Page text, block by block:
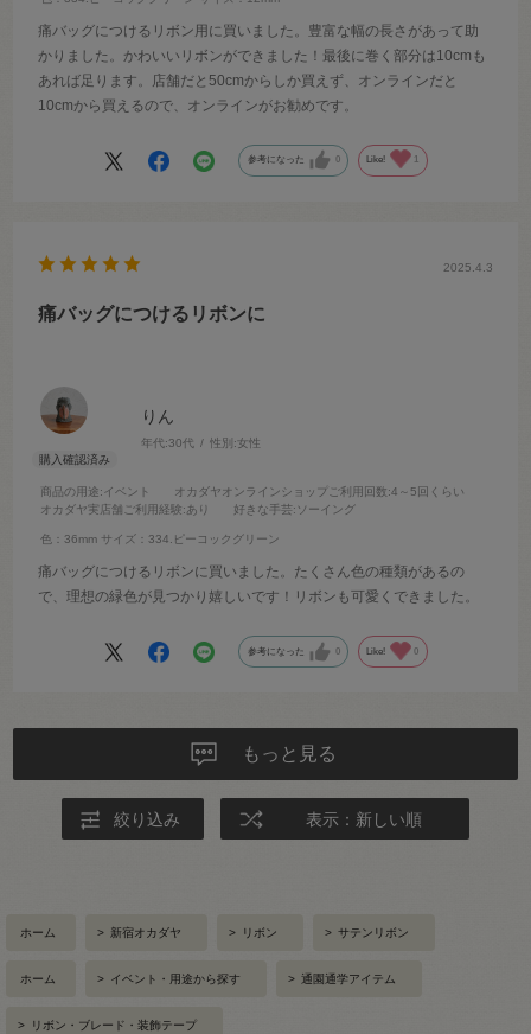
痛バッグにつけるリボン用に買いました。豊富な幅の長さがあって助
かりました。かわいいリボンができました！最後に巻く部分は10cmも
あれば足ります。店舗だと50cmからしか買えず、オンラインだと
10cmから買えるので、オンラインがお勧めです。
参考になった 0 Like! 1
りん
年代:30代 性別:女性
商品の用途:イベント オカダヤオンラインショップご利用回数:4～5回くらい
オカダヤ実店舗ご利用経験:あり 好きな手芸:ソーイング
色：36mm サイズ：334.ピーコックグリーン
2025.4.3
痛バッグにつけるリボンに
痛バッグにつけるリボンに買いました。たくさん色の種類があるの
で、理想の緑色が見つかり嬉しいです！リボンも可愛くできました。
参考になった 0 Like! 0
もっと見る
絞り込み 表示：新しい順
ホーム > 新宿オカダヤ > リボン > サテンリボン
ホーム > イベント・用途から探す > 通園通学アイテム
> リボン・ブレード・装飾テープ